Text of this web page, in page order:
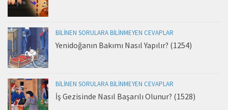
BILINEN SORULARA BILINMEYEN CEVAPLAR
Yenidoğanın Bakımı Nasıl Yapılır? (1254)
BILINEN SORULARA BILINMEYEN CEVAPLAR
İş Gezisinde Nasıl Başarılı Olunur? (1528)